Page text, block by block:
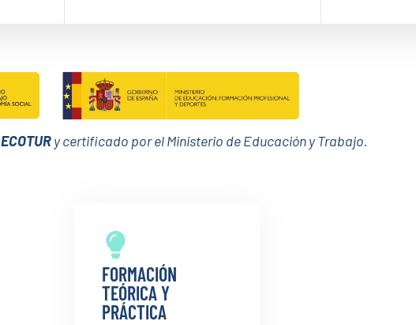
ECOTURy certificado por el Ministerio de Educación y Trabajo.
FORMACIÓN
TEÓRICA Y
PRÁCTICA